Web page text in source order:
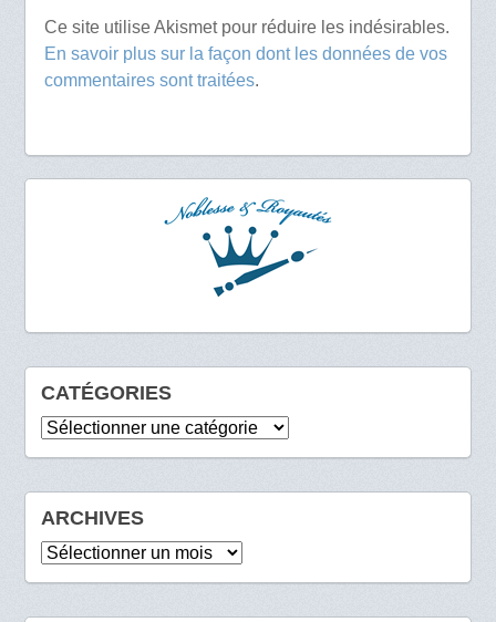
Ce site utilise Akismet pour réduire les indésirables.
En savoir plus sur la façon dont les données de vos
commentaires sont traitées.
CATÉGORIES
Catégories
ARCHIVES
Archives